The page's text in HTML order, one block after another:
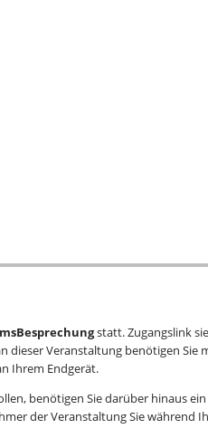
statt. Zugangslink
dieser Veranstaltung benötigen Sie
Ihrem Endgerät.
benötigen Sie darüber hinaus
der Veranstaltung Sie während